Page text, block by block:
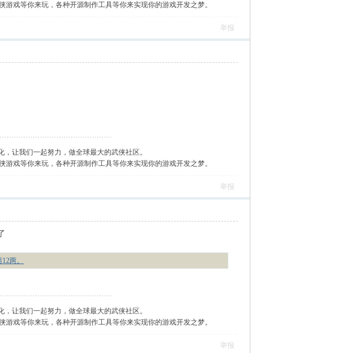
戏等你来玩，各种开源制作工具等你来实现你的游戏开发之梦。
举报
让我们一起努力，做全球最大的武侠社区。
戏等你来玩，各种开源制作工具等你来实现你的游戏开发之梦。
举报
两。
让我们一起努力，做全球最大的武侠社区。
戏等你来玩，各种开源制作工具等你来实现你的游戏开发之梦。
举报